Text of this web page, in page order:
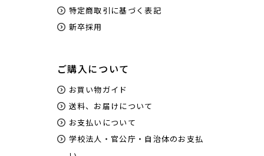
特定商取引に基づく表記
新卒採用
ご購入について
お買い物ガイド
送料、お届けについて
お支払いについて
学校法人・官公庁・自治体のお支払